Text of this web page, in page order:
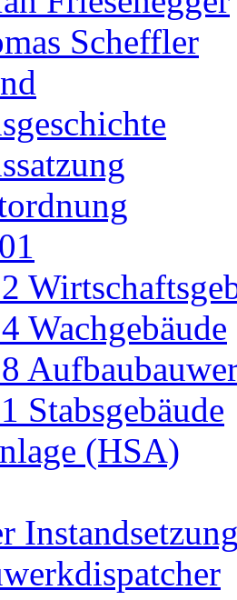
Scheffler
Wachgebäude
Stabsgebäude
(HSA)